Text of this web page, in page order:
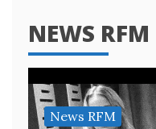
NEWS RFM
News RFM